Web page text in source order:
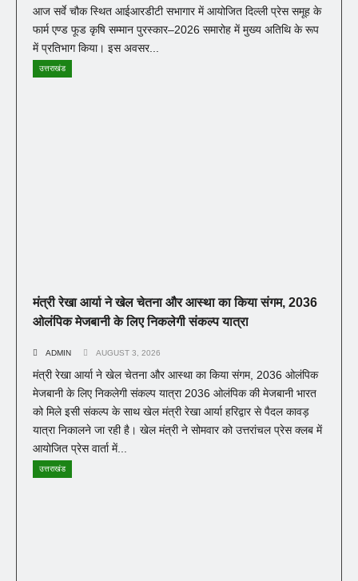
आज सर्वे चौक स्थित आईआरडीटी सभागार में आयोजित दिल्ली प्रेस समूह के
फार्म एण्ड फूड कृषि सम्मान पुरस्कार–2026 समारोह में मुख्य अतिथि के रूप
में प्रतिभाग किया। इस अवसर...
उत्तराखंड
मंत्री रेखा आर्या ने खेल चेतना और आस्था का किया संगम, 2036
ओलंपिक मेजबानी के लिए निकलेगी संकल्प यात्रा
ADMIN AUGUST 3, 2026
मंत्री रेखा आर्या ने खेल चेतना और आस्था का किया संगम, 2036 ओलंपिक
मेजबानी के लिए निकलेगी संकल्प यात्रा 2036 ओलंपिक की मेजबानी भारत
को मिले इसी संकल्प के साथ खेल मंत्री रेखा आर्या हरिद्वार से पैदल कावड़
यात्रा निकालने जा रही है। खेल मंत्री ने सोमवार को उत्तरांचल प्रेस क्लब में
आयोजित प्रेस वार्ता में...
उत्तराखंड